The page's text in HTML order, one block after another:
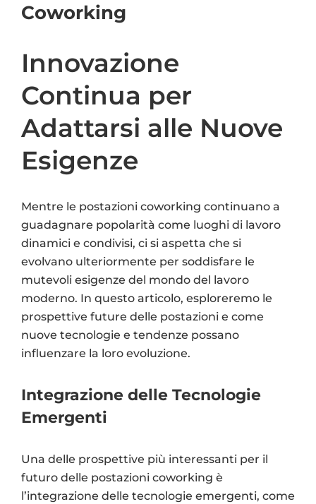
Coworking
Innovazione
Continua per
Adattarsi alle Nuove
Esigenze
Mentre le postazioni coworking continuano a
guadagnare popolarità come luoghi di lavoro
dinamici e condivisi, ci si aspetta che si
evolvano ulteriormente per soddisfare le
mutevoli esigenze del mondo del lavoro
moderno. In questo articolo, esploreremo le
prospettive future delle postazioni e come
nuove tecnologie e tendenze possano
influenzare la loro evoluzione.
Integrazione delle Tecnologie
Emergenti
Una delle prospettive più interessanti per il
futuro delle postazioni coworking è
l’integrazione delle tecnologie emergenti, come